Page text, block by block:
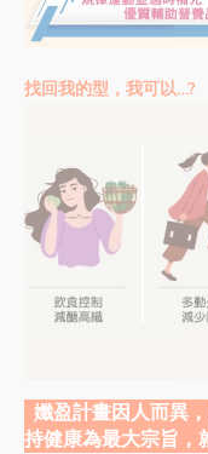
找回我的型，我可以…?
孅盈計畫因人而異
持健康為最大宗旨，